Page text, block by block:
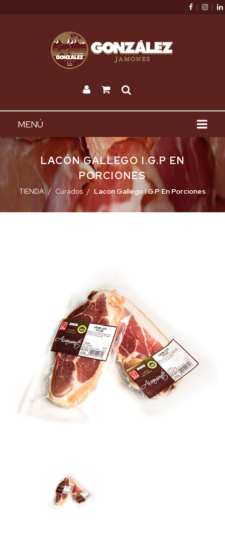
| |
MENÚ
LACÓN GALLEGO I.G.P EN
PORCIONES
TIENDA Curados Lacón Gallego I.G.P En Porciones